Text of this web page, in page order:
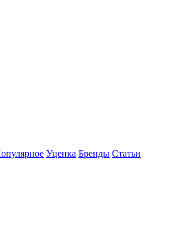
Уценка Бренды Статьи